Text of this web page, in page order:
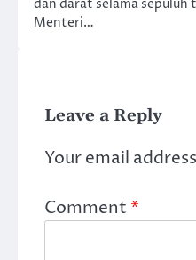
dan darat selama sepuluh
Menteri…
Leave a Reply
Your email
Comment *